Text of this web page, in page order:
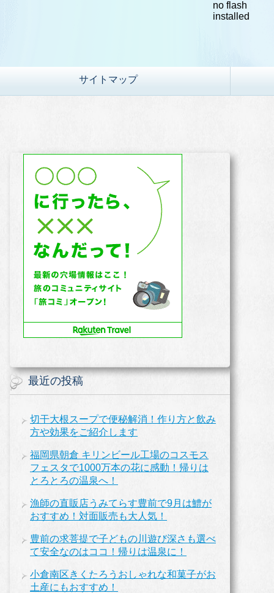
サイトマップ
最近の投稿
切干大根スープで便秘解消！作り方と飲み
方や効果をご紹介します
福岡県朝倉 キリンビール工場のコスモス
フェスタで1000万本の花に感動！帰りは
とろとろの温泉へ！
漁師の直販店うみてらす豊前で9月は鱧が
おすすめ！対面販売も大人気！
豊前の求菩提で子どもの川遊び深さも選べ
て安全なのはココ！帰りは温泉に！
小倉南区きくたろうおしゃれな和菓子がお
土産にもおすすめ！
no flash
installed